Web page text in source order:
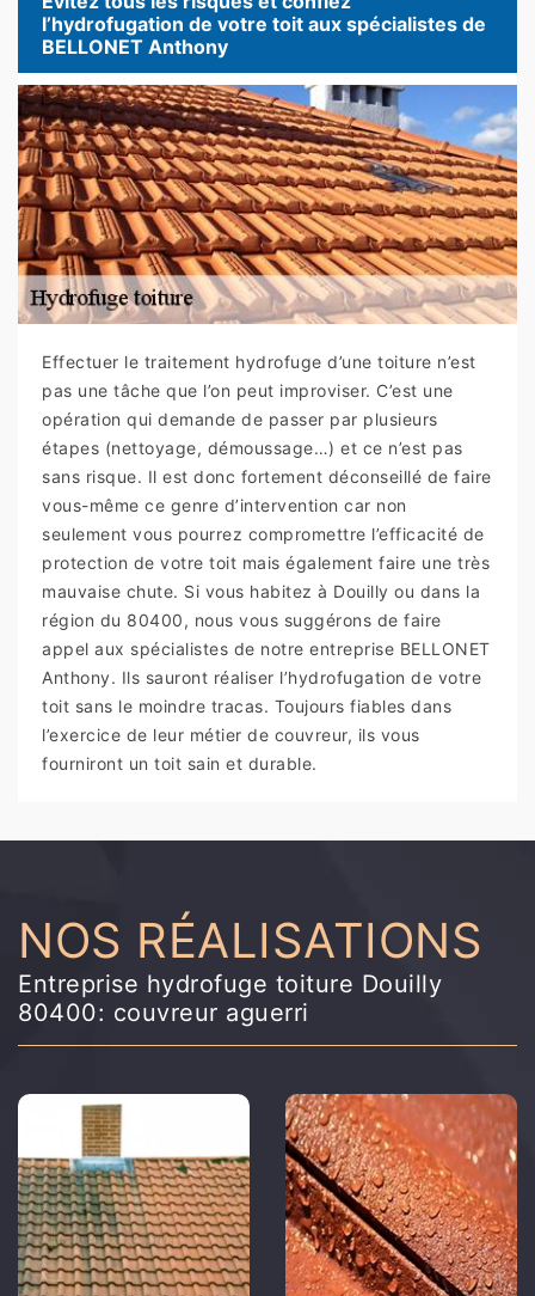
l’hydrofugation de votre toit aux spécialistes de
BELLONET Anthony
Effectuer le traitement hydrofuge d’une toiture n’est
pas une tâche que l’on peut improviser. C’est une
opération qui demande de passer par plusieurs
étapes (nettoyage, démoussage…) et ce n’est pas
sans risque. Il est donc fortement déconseillé de faire
vous-même ce genre d’intervention car non
seulement vous pourrez compromettre l’efficacité de
protection de votre toit mais également faire une très
mauvaise chute. Si vous habitez à Douilly ou dans la
région du 80400, nous vous suggérons de faire
appel aux spécialistes de notre entreprise BELLONET
Anthony. Ils sauront réaliser l’hydrofugation de votre
toit sans le moindre tracas. Toujours fiables dans
l’exercice de leur métier de couvreur, ils vous
fourniront un toit sain et durable.
NOS RÉALISATIONS
Entreprise hydrofuge toiture Douilly
80400: couvreur aguerri